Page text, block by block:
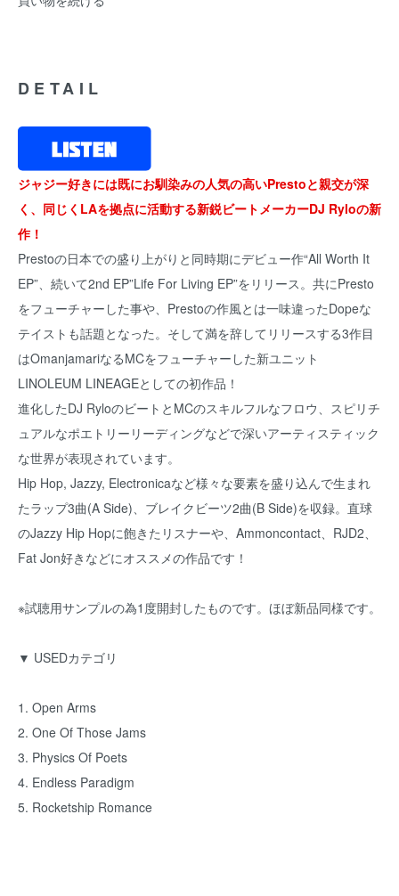
DETAIL
ジャジー好きには既にお馴染みの人気の高いPrestoと親交が深
く、同じくLAを拠点に活動する新鋭ビートメーカーDJ Ryloの新
作！
Prestoの日本での盛り上がりと同時期にデビュー作“All Worth It
EP”、続いて2nd EP”Life For Living EP”をリリース。共にPresto
をフューチャーした事や、Prestoの作風とは一味違ったDopeな
テイストも話題となった。そして満を辞してリリースする3作目
はOmanjamariなるMCをフューチャーした新ユニット
LINOLEUM LINEAGEとしての初作品！
進化したDJ RyloのビートとMCのスキルフルなフロウ、スピリチ
ュアルなポエトリーリーディングなどで深いアーティスティック
な世界が表現されています。
Hip Hop, Jazzy, Electronicaなど様々な要素を盛り込んで生まれ
たラップ3曲(A Side)、ブレイクビーツ2曲(B Side)を収録。直球
のJazzy Hip Hopに飽きたリスナーや、Ammoncontact、RJD2、
Fat Jon好きなどにオススメの作品です！
※試聴用サンプルの為1度開封したものです。ほぼ新品同様です。
▼ USEDカテゴリ
1. Open Arms
2. One Of Those Jams
3. Physics Of Poets
4. Endless Paradigm
5. Rocketship Romance